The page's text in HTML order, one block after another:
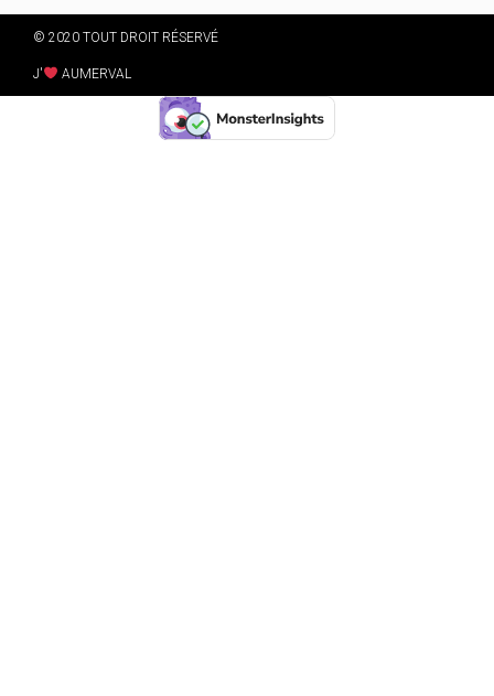
© 2020 TOUT DROIT RÉSERVÉ
J' AUMERVAL